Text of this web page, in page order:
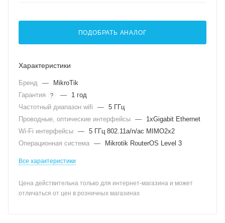
ПОДОБРАТЬ АНАЛОГ
Характеристики
Бренд —
MikroTik
Гарантия
? —
1 год
Частотный диапазон wifi
— 5 ГГц
Проводные, оптические интерфейсы —
1xGigabit Ethernet
Wi-Fi интерфейсы — 5 ГГц 802.11a/n/ac MIMO2x2
Операционная система — Mikrotik RouterOS Level 3
Все характеристики
Цена действительна только для интернет-магазина и может
отличаться от цен в розничных магазинах